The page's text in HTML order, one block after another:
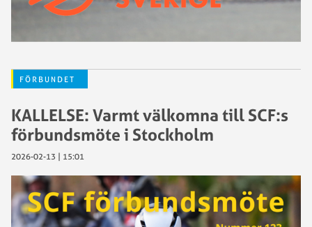
FÖRBUNDET
KALLELSE: Varmt välkomna till SCF:s
förbundsmöte i Stockholm
2026-02-13 | 15:01